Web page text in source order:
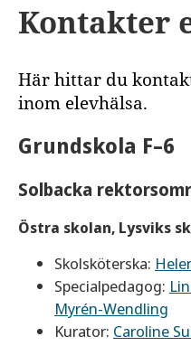
Kontakter
Här hittar du
inom elevhälsa.
Grundskola F–6
Solbacka
Östra skolan, Lysviks
Skolsköterska:
Specialpedagog:
Myrén-Wendling
Kurator: Caroline